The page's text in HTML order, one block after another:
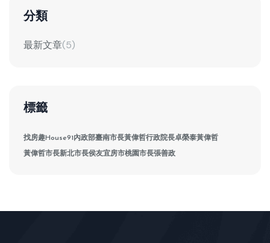
分類
最新文章(5)
標籤
找房趣House91內政部臺南市長黃偉哲行政院長卓榮泰黃偉哲
黃偉哲市長新北市長侯友宜房市桃園市長張善政